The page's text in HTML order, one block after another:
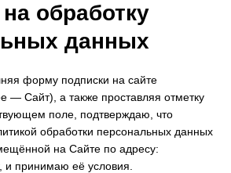
обработку
данных
форму подписки на сайте
— Сайт), а также проставляя отметку
поле, подтверждаю, что
обработки персональных данных
на Сайте по адресу:
и принимаю её условия.